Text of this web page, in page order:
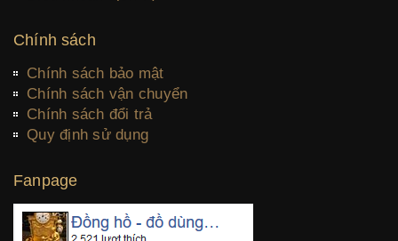
Chính sách
Chính sách bảo mật
Chính sách vận chuyển
Chính sách đổi trả
Quy định sử dụng
Fanpage